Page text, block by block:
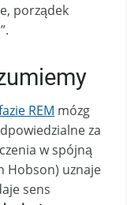
porządek
REM mózg
za
w spójną
Hobson) uznaje
sens